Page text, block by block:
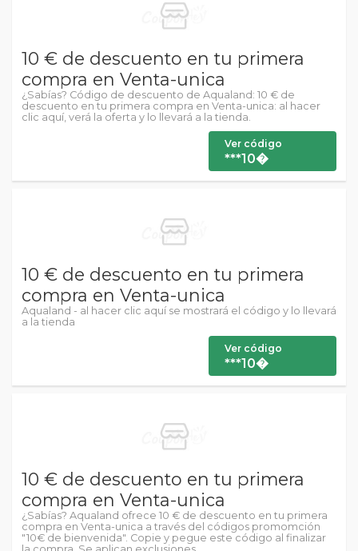
10 € de descuento en tu primera
compra en Venta-unica
¿Sabías? Código de descuento de Aqualand: 10 € de
descuento en tu primera compra en Venta-unica: al hacer
clic aquí, verá la oferta y lo llevará a la tienda.
Ver código
***10�
10 € de descuento en tu primera
compra en Venta-unica
Aqualand - al hacer clic aquí se mostrará el código y lo llevará
a la tienda
Ver código
***10�
10 € de descuento en tu primera
compra en Venta-unica
¿Sabías? Aqualand ofrece 10 € de descuento en tu primera
compra en Venta-unica a través del códigos promomción
"10€ de bienvenida". Copie y pegue este código al finalizar